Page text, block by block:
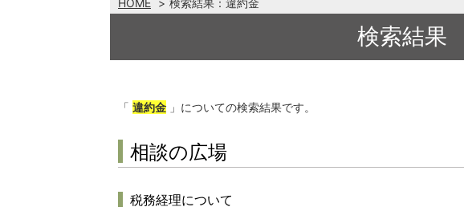
HOME 検索結果： 違約金
検索結果
「 違約金 」についての検索結果です。
相談の広場
税務経理について